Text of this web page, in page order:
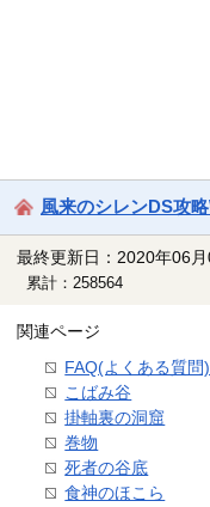
風来のシレンDS攻
最終更新日：2020年06
累計：258564
関連ページ
FAQ(よくある質問)
こばみ谷
掛軸裏の洞窟
巻物
死者の谷底
食神のほこら